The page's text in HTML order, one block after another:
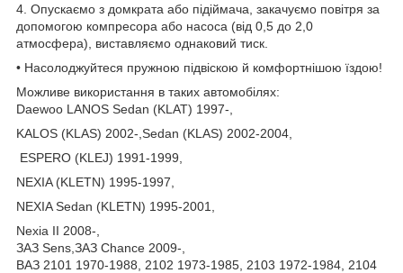
4. Опускаємо з домкрата або підіймача, закачуємо повітря за
допомогою компресора або насоса (від 0,5 до 2,0
атмосфера), виставляємо однаковий тиск.
• Насолоджуйтеся пружною підвіскою й комфортнішою їздою!
Можливе використання в таких автомобілях:
Daewoo LANOS Sedan (KLAT) 1997-,
KALOS (KLAS) 2002-,Sedan (KLAS) 2002-2004,
ESPERO (KLEJ) 1991-1999,
NEXIA (KLETN) 1995-1997,
NEXIA Sedan (KLETN) 1995-2001,
Nexia II 2008-,
ЗАЗ Sens,ЗАЗ Chance 2009-,
ВАЗ 2101 1970-1988, 2102 1973-1985, 2103 1972-1984, 2104